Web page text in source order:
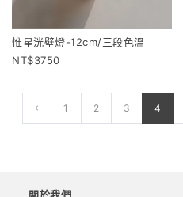
惟星洸壁燈-12cm/三段色溫
3750
1 2 3 4
關於我們